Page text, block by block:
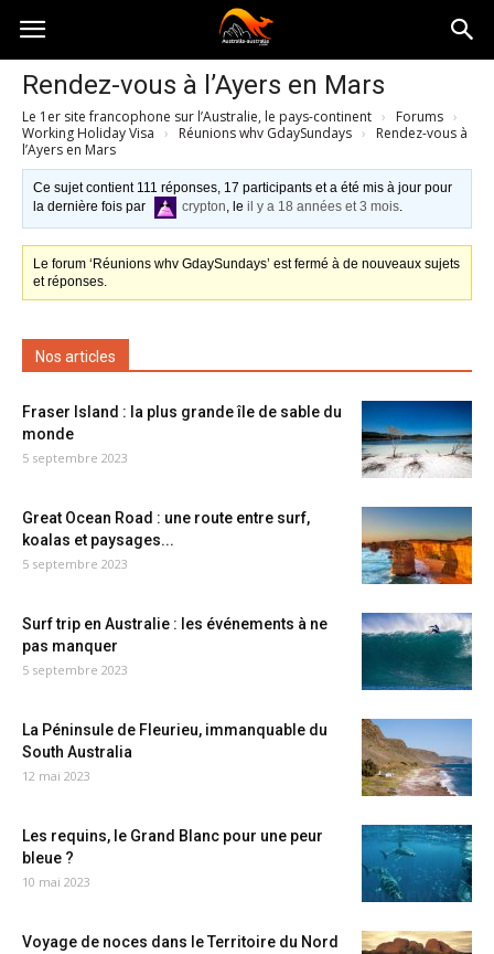
Australia-
australie.com
Rendez-vous à l’Ayers en Mars
Le 1er site francophone sur l’Australie, le pays-continent › Forums ›
Working Holiday Visa › Réunions whv GdaySundays ›
Rendez-vous à
l’Ayers en Mars
Ce sujet contient 111 réponses, 17 participants et a été mis à jour pour
la dernière fois par
crypton, leil y a 18 années et 3 mois.
Le forum ‘Réunions whv GdaySundays’ est fermé à de nouveaux sujets
et réponses.
Nos articles
Fraser Island : la plus grande île de sable du
monde
5 septembre 2023
Great Ocean Road : une route entre surf,
koalas et paysages...
5 septembre 2023
Surf trip en Australie : les événements à ne
pas manquer
5 septembre 2023
La Péninsule de Fleurieu, immanquable du
South Australia
12 mai 2023
Les requins, le Grand Blanc pour une peur
bleue ?
10 mai 2023
Voyage de noces dans le Territoire du Nord